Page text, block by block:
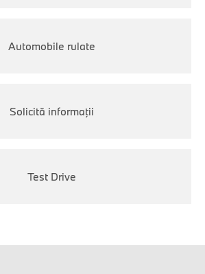
Automobile rulate
Solicită informaţii
Test Drive